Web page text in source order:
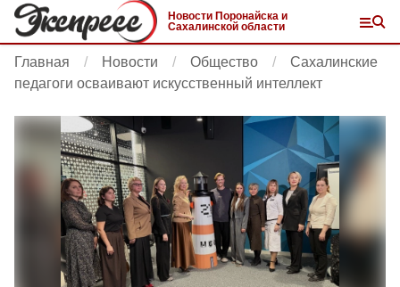
Новости Поронайска и
Сахалинской области
Главная Новости Общество
Сахалинские
педагоги осваивают искусственный интеллект